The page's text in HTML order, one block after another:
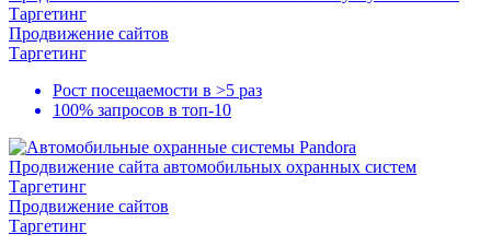
Таргетинг
Продвижение сайтов
Таргетинг
Рост посещаемости в >5 раз
100% запросов в топ-10
Продвижение сайта автомобильных охранных систем
Таргетинг
Продвижение сайтов
Таргетинг